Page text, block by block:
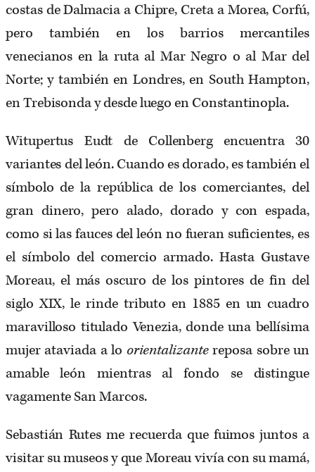
costas de Dalmacia a Chipre, Creta a Morea, Corfú,
pero también en los barrios mercantiles
venecianos en la ruta al Mar Negro o al Mar del
Norte; y también en Londres, en South Hampton,
en Trebisonda y desde luego en Constantinopla.
Witupertus Eudt de Collenberg encuentra 30
variantes del león. Cuando es dorado, es también el
símbolo de la república de los comerciantes, del
gran dinero, pero alado, dorado y con espada,
como si las fauces del león no fueran suficientes, es
el símbolo del comercio armado. Hasta Gustave
Moreau, el más oscuro de los pintores de fin del
siglo XIX, le rinde tributo en 1885 en un cuadro
maravilloso titulado Venezia, donde una bellísima
mujer ataviada a lo orientalizantereposa sobre un
amable león mientras al fondo se distingue
vagamente San Marcos.
Sebastián Rutes me recuerda que fuimos juntos a
visitar su museos y que Moreau vivía con su mamá,